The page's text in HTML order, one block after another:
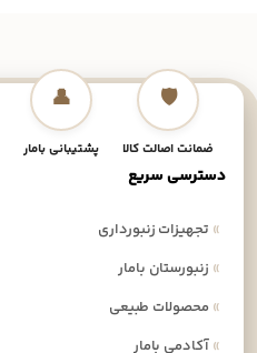
🛡️
ضمانت اصالت کالا
👤
پشتیبانی بامار
دسترسی سریع
»تجهیزات زنبورداری
»زنبورستان بامار
»محصولات طبیعی
»آکادمی بامار